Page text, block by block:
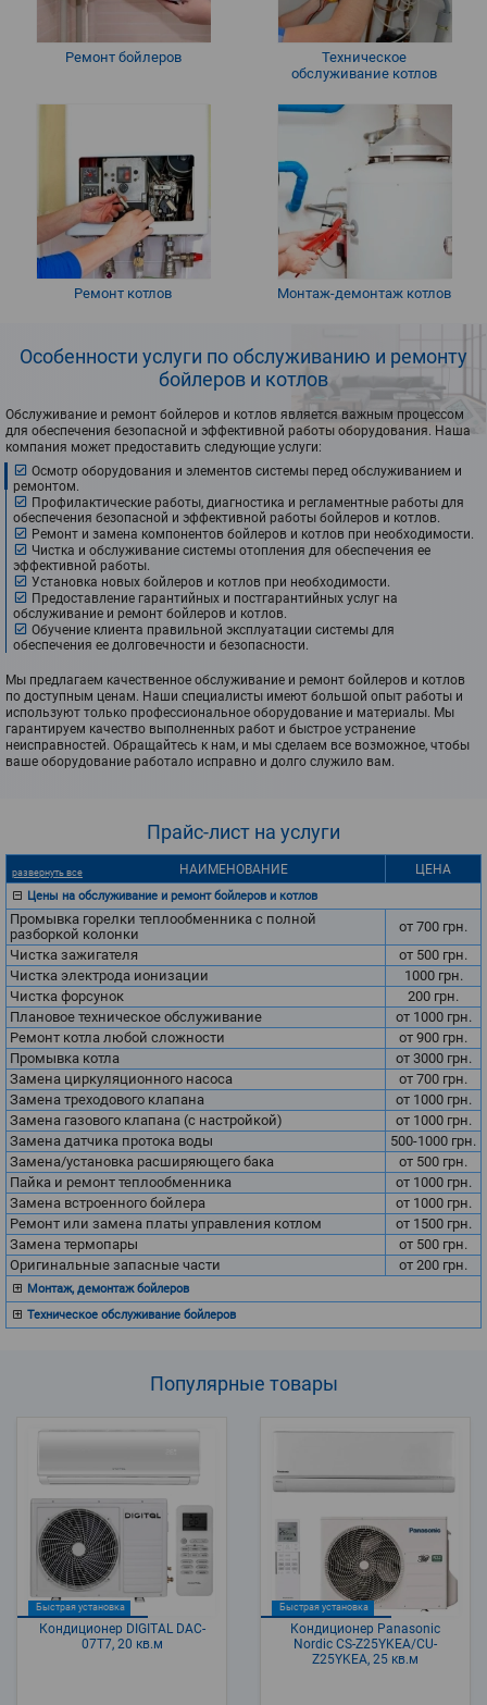
Ремонт бойлеров
Техническое
обслуживание котлов
Ремонт котлов Монтаж-демонтаж котлов
Особенности услуги по обслуживанию и ремонту
бойлеров и котлов
Обслуживание и ремонт бойлеров и котлов является важным процессом
для обеспечения безопасной и эффективной работы оборудования. Наша
компания может предоставить следующие услуги:
Осмотр оборудования и элементов системы перед обслуживанием и
ремонтом.
Профилактические работы, диагностика и регламентные работы для
обеспечения безопасной и эффективной работы бойлеров и котлов.
Ремонт и замена компонентов бойлеров и котлов при необходимости.
Чистка и обслуживание системы отопления для обеспечения ее
эффективной работы.
Установка новых бойлеров и котлов при необходимости.
Предоставление гарантийных и постгарантийных услуг на
обслуживание и ремонт бойлеров и котлов.
Обучение клиента правильной эксплуатации системы для
обеспечения ее долговечности и безопасности.
Мы предлагаем качественное обслуживание и ремонт бойлеров и котлов
по доступным ценам. Наши специалисты имеют большой опыт работы и
используют только профессиональное оборудование и материалы. Мы
гарантируем качество выполненных работ и быстрое устранение
неисправностей. Обращайтесь к нам, и мы сделаем все возможное, чтобы
ваше оборудование работало исправно и долго служило вам.
Прайс-лист на услуги
развернуть все НАИМЕНОВАНИЕ ЦЕНА
Цены на обслуживание и ремонт бойлеров и котлов
Промывка горелки теплообменника с полной
разборкой колонки
от 700 грн.
Чистка зажигателя
от 500 грн.
Чистка электрода ионизации
1000грн.
Чистка форсунок
200 грн.
Плановое техническое обслуживание
от 1000грн.
Ремонт котла любой сложности
от 900 грн.
Промывка котла
от 3000грн.
Замена циркуляционного насоса
от 700 грн.
Замена треходового клапана
от 1000грн.
Замена газового клапана (с настройкой)
от 1000грн.
Замена датчика протока воды
500-1000 грн.
Замена/установка расширяющего бака
от 500 грн.
Пайка и ремонт теплообменника
от 1000грн.
Замена встроенного бойлера
от 1000грн.
Ремонт или замена платы управления котлом
от 1500грн.
Замена термопары
от 500 грн.
Оригинальные запасные части
от 200 грн.
Монтаж, демонтаж бойлеров
Техническое обслуживание бойлеров
Популярные товары
Быстрая установка
Кондиционер DIGITAL DAC-
07T7, 20 кв.м
Быстрая установка
Кондиционер Panasonic
Nordic CS-Z25YKEA/CU-
Z25YKEA, 25 кв.м